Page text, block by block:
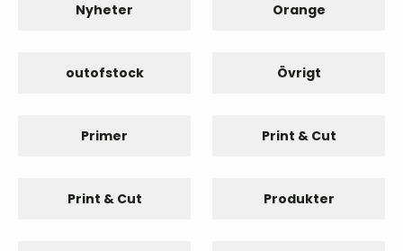
Nyheter Orange
outofstock Övrigt
Primer Print & Cut
Print & Cut Produkter